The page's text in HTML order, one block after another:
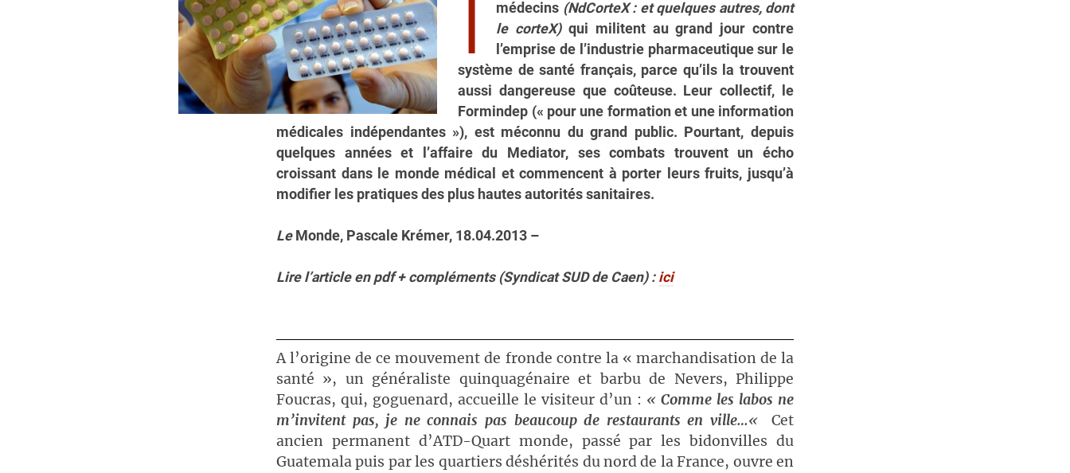
médecins (NdCorteX : et quelques autres, dont
le corteX) qui militent au grand jour contre
l’emprise de l’industrie pharmaceutique sur le
système de santé français, parce qu’ils la trouvent
aussi dangereuse que coûteuse. Leur collectif, le
Formindep (« pour une formation et une information
médicales indépendantes »), est méconnu du grand public. Pourtant, depuis
quelques années et l’affaire du Mediator, ses combats trouvent un écho
croissant dans le monde médical et commencent à porter leurs fruits, jusqu’à
modifier les pratiques des plus hautes autorités sanitaires.
Le Monde, Pascale Krémer, 18.04.2013 –
Lire l’article en pdf + compléments (Syndicat SUD de Caen) : ici
A l’origine de ce mouvement de fronde contre la « marchandisation de la
santé », un généraliste quinquagénaire et barbu de Nevers, Philippe
Foucras, qui, goguenard, accueille le visiteur d’un : « Comme les labos ne
m’invitent pas, je ne connais pas beaucoup de restaurants en ville…«
Cet
ancien permanent d’ATD-Quart monde, passé par les bidonvilles du
Guatemala puis par les quartiers déshérités du nord de la France, ouvre en